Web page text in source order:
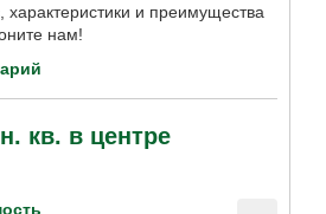
характеристики и преимущества
нам!
кв. в центре